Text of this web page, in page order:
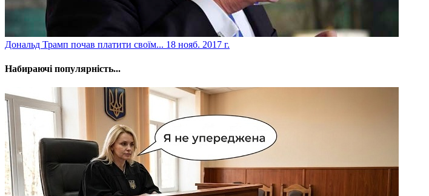
​Дональд Трамп почав платити своїм... 18 нояб. 2017 г.
Набираючі популярність...